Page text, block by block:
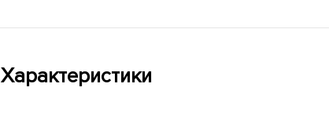
Характеристики